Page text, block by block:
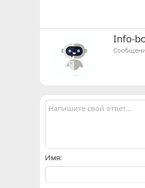
А
в
т
Info-
Имя